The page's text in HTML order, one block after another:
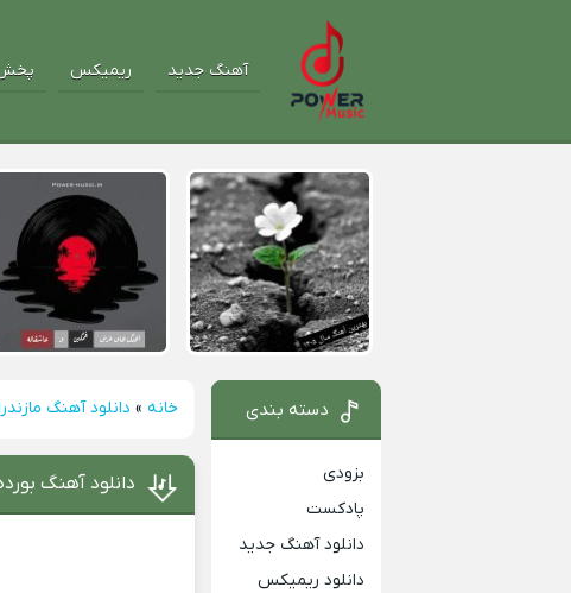
آهنگ جدید ریمیکس
خانه » دانلود آهنگ
دانلود آهنگ
دسته بندی
بزودی
پادکست
دانلود آهنگ جدید
دانلود ریمیکس